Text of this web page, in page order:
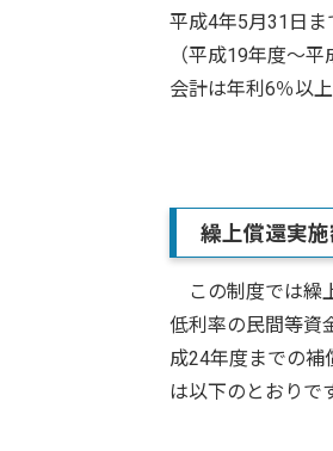
平成4年5月31日
（平成19年度～
会計は年利6％以
繰上償還実
この制度では繰
低利率の民間等資
成24年度までの補
は以下のとおりです